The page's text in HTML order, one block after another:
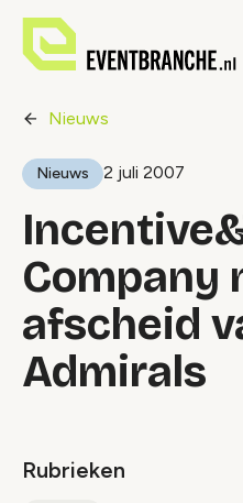
Nieuws
Nieuws 2 juli 2007
Company
afscheid
Admirals
Rubrieken